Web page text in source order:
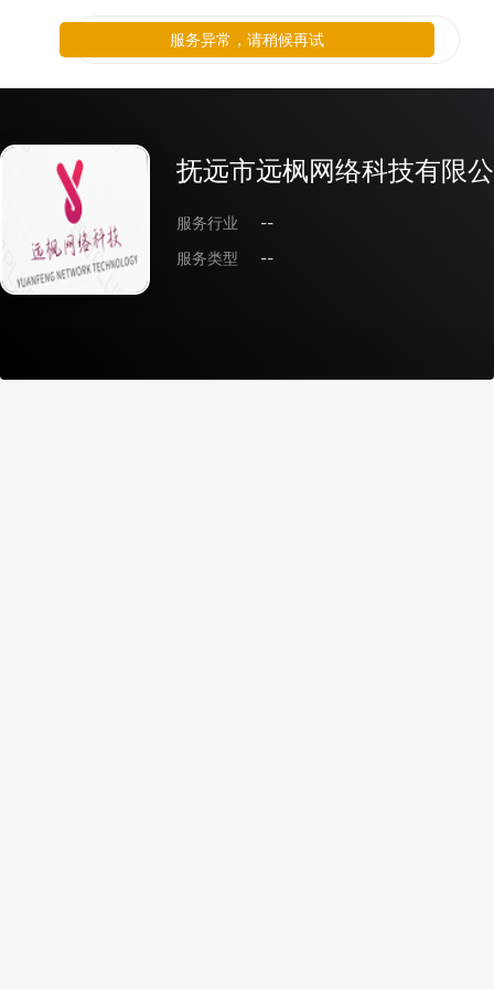
抚远市远枫网络科技有限
服务行业
--
服务类型
--
服务异常，请稍候再试